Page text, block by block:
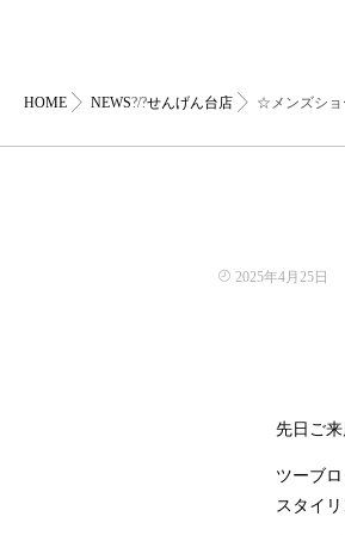
HOME NEWS?/?せんげん台店 ☆メンズショ
2025年4月25日
先日ご
ツーブ
スタイ